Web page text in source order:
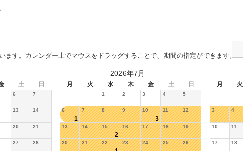
ます。カレンダー上でマウスをドラッグすることで、期間の指定ができます。
2026年7月
土 日 月 火 水 木 金 土 日 月 火
6 7
13 14
20 21
27 28
1 2 3 4 5
6
1
7 8 9 10
3
11 12
13 14 15
2
16 17 18 19
20 21 22 23 24 25 26
3 4
10 11
17 18